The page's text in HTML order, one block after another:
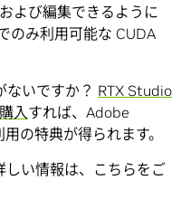
よび編集できるように
のみ利用可能な CUDA
ないですか？ RTX Studio
入 すれば、Adobe
の特典が得られます。
しい情報は、こちらをご